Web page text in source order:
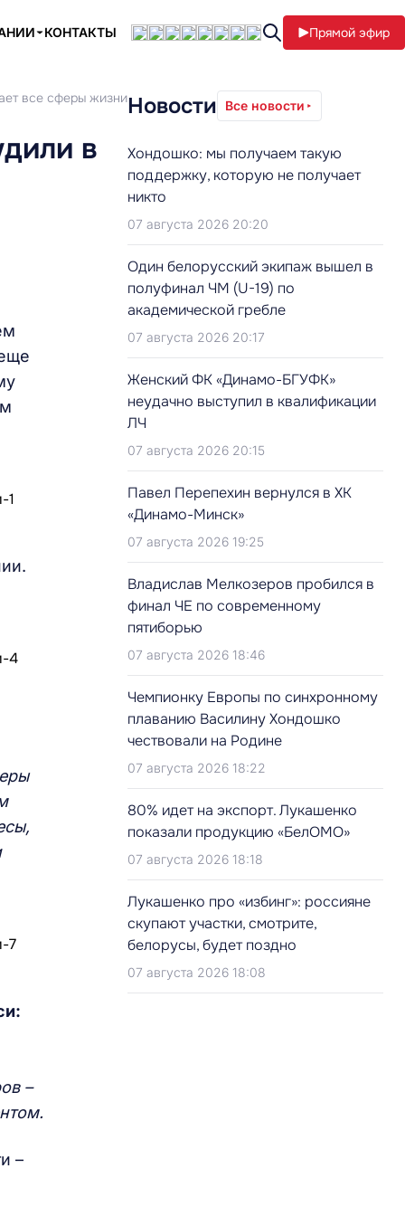
КОНТАКТЫ Прямой эфир
все сферы жизни
в
–
–
Новости Все новости
Хондошко: мы получаем такую
поддержку, которую не получает
никто
07 августа 2026 20:20
Один белорусский экипаж вышел в
полуфинал ЧМ (U-19) по
академической гребле
07 августа 2026 20:17
Женский ФК «Динамо-БГУФК»
неудачно выступил в квалификации
ЛЧ
07 августа 2026 20:15
Павел Перепехин вернулся в ХК
«Динамо-Минск»
07 августа 2026 19:25
Владислав Мелкозеров пробился в
финал ЧЕ по современному
пятиборью
07 августа 2026 18:46
Чемпионку Европы по синхронному
плаванию Василину Хондошко
чествовали на Родине
07 августа 2026 18:22
80% идет на экспорт. Лукашенко
показали продукцию «БелОМО»
07 августа 2026 18:18
Лукашенко про «избинг»: россияне
скупают участки, смотрите,
белорусы, будет поздно
07 августа 2026 18:08